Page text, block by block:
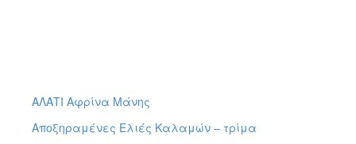
ΑΛΑΤΙ Αφρίνα Μάνης
Αποξηραμένες Ελιές Καλαμών – τρίμα